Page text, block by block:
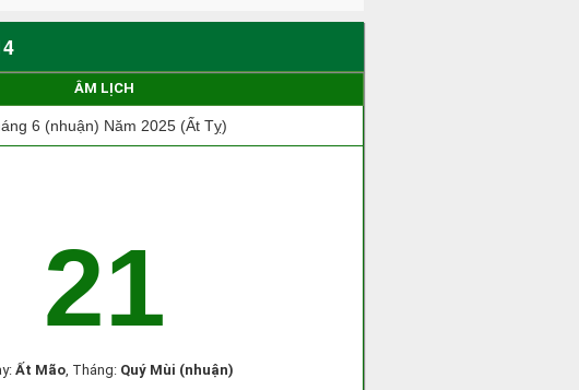
ÂM LỊCH
6 (nhuận) Năm 2025 (Ất Tỵ)
21
Ất Mão, Tháng: Quý Mùi (nhuận)